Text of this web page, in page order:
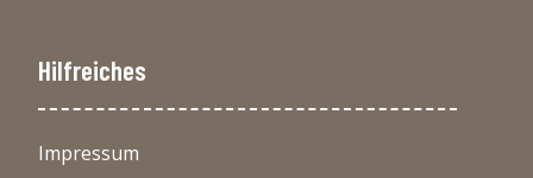
Hilfreiches
Impressum